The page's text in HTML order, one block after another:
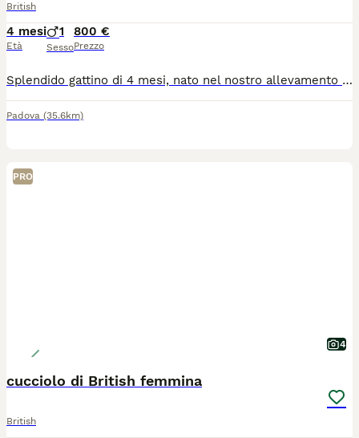
British
4 mesi
Età
1
Sesso
800 €
Prezzo
Splendido gattino di 4 mesi, nato nel nostro allevamento con affisso, cresciuto in ambiente familiare con amore, cura e attenzione alla socializzazione. Il cucciolo viene ceduto con: • Pedigree. • Libretto sanitario. • Due vaccinazioni già effettuate. • Sverminazione eseguita. • Abituato alla lettiera e al tiragraffi. Gattino dolce, affettuoso e giocherellone, in ottima salute e pronto per entrare nella sua nuova famiglia. Nelle foto sono presenti anche mamma e papà, per mostrare le caratteristiche e la tipicità della linea di allevamento. Per maggiori informazioni, altre foto e prezzo, contattatemi.
Padova (35.6km)
PRO
4
cucciolo di British femmina
British